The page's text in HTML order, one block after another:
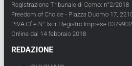
Registrazione Tribunale di Como: n°2/2018
Freedom of Choice - Piazza Duomo 17,
PIVA Cf e N° Iscr. Registro Imprese
Online dal 14 febbraio 2018
REDAZIONE